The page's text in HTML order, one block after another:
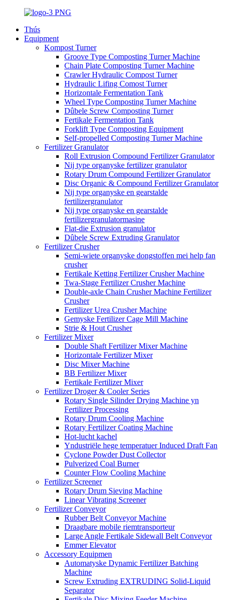
Thús
Equipment
Kompost Turner
Groove Type Composting Turner Machine
Chain Plate Composting Turner Machine
Crawler Hydraulic Compost Turner
Hydraulic Lifing Comost Turner
Horizontale Fermentation Tank
Wheel Type Composting Turner Machine
Dûbele Screw Composting Turner
Fertikale Fermentation Tank
Forklift Type Composting Equipment
Self-propelled Composting Turner Machine
Fertilizer Granulator
Roll Extrusion Compound Fertilizer Granulator
Nij type organyske fertilizer granulator
Rotary Drum Compound Fertilizer Granulator
Disc Organic & Compound Fertilizer Granulator
Nij type organyske en gearstalde
fertilizergranulator
Nij type organyske en gearstalde
fertilizergranulatormasine
Flat-die Extrusion granulator
Dûbele Screw Extruding Granulator
Fertilizer Crusher
Semi-wiete organyske dongstoffen mei help fan
crusher
Fertikale Ketting Fertilizer Crusher Machine
Twa-Stage Fertilizer Crusher Machine
Double-axle Chain Crusher Machine Fertilizer
Crusher
Fertilizer Urea Crusher Machine
Gemyske Fertilizer Cage Mill Machine
Strie & Hout Crusher
Fertilizer Mixer
Double Shaft Fertilizer Mixer Machine
Horizontale Fertilizer Mixer
Disc Mixer Machine
BB Fertilizer Mixer
Fertikale Fertilizer Mixer
Fertilizer Droger & Cooler Series
Rotary Single Silinder Drying Machine yn
Fertilizer Processing
Rotary Drum Cooling Machine
Rotary Fertilizer Coating Machine
Hot-lucht kachel
Yndustriële hege temperatuer Induced Draft Fan
Cyclone Powder Dust Collector
Pulverized Coal Burner
Counter Flow Cooling Machine
Fertilizer Screener
Rotary Drum Sieving Machine
Linear Vibrating Screener
Fertilizer Conveyor
Rubber Belt Conveyor Machine
Draagbare mobile riemtransporteur
Large Angle Fertikale Sidewall Belt Conveyor
Emmer Elevator
Accessory Equipmen
Automatyske Dynamic Fertilizer Batching
Machine
Screw Extruding EXTRUDING Solid-Liquid
Separator